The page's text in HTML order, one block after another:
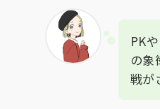
PK
の象
戦が